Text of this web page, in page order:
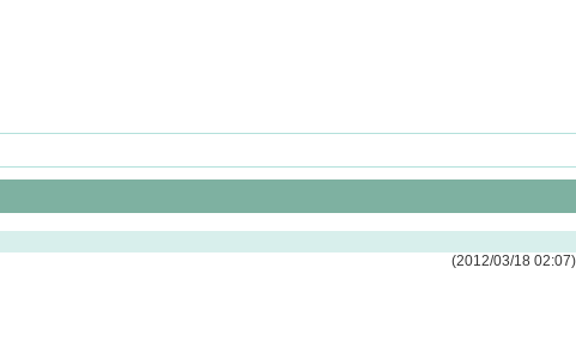
(2012/03/18 02:07)